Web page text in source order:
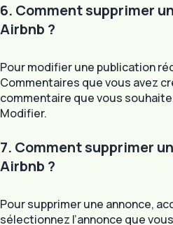
6. Comment supprimer
Airbnb ?
Pour modifier une publication
Commentaires que vous avez
commentaire que vous
Modifier.
7. Comment supprimer
Airbnb ?
Pour supprimer une annonce,
sélectionnez l’annonce que